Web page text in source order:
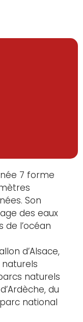
7 forme
Son
des eaux
de l’océan
d’Alsace,
naturels
du
national